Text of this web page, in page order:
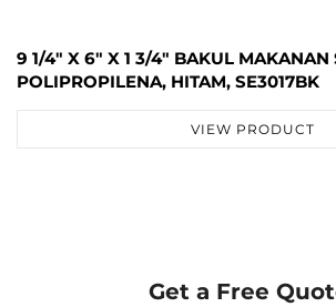
9 1/4" X 6" X 1 3/4" BAKUL MAKANAN
POLIPROPILENA, HITAM, SE3017BK
VIEW PRODUCT
Get a Free